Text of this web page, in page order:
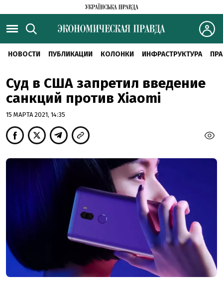
НОВОСТИ ПУБЛИКАЦИИ КОЛОНКИ ИНФРАСТРУКТУРА
Суд в США запретил введение
санкций против Xiaomi
15 МАРТА 2021, 14:35